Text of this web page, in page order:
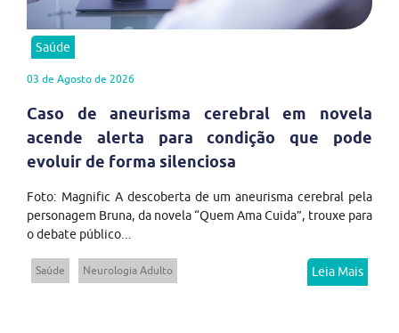
Saúde
03 de Agosto de 2026
Caso de aneurisma cerebral em novela
acende alerta para condição que pode
evoluir de forma silenciosa
Foto: Magnific A descoberta de um aneurisma cerebral pela
personagem Bruna, da novela “Quem Ama Cuida”, trouxe para
o debate público...
Saúde Neurologia Adulto Leia Mais